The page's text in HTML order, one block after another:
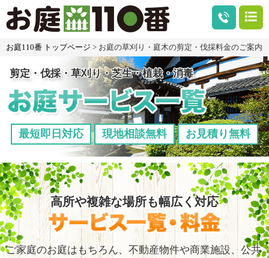
お庭110番 トップページ > お庭の草刈り・庭木の剪定・伐採料金のご案内
剪定・伐採・草刈り・芝生・植栽・消毒
最短即日対応 現地相談無料 お見積り無料
高所や複雑な場所も幅広く対応
ご家庭のお庭はもちろん、不動産物件や商業施設、公共